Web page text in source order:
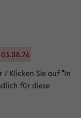
/ Klicken Sie auf "In
für diese